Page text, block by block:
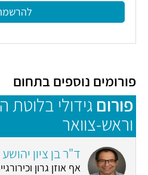
פורומים נוספים בתחום
פורום גידולי בלוטת
וראש-צוואר
ד"ר בן ציון יהושע
אף אוזן גרון